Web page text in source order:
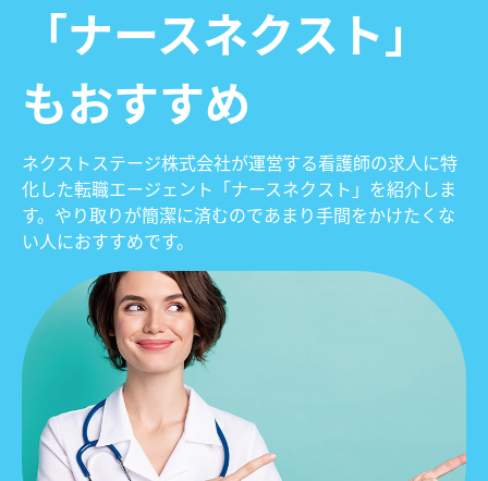
「ナースネクスト」
もおすすめ
ネクストステージ株式会社が運営する看護師の求人に特
化した転職エージェント「ナースネクスト」を紹介しま
す。やり取りが簡潔に済むのであまり手間をかけたくな
い人におすすめです。